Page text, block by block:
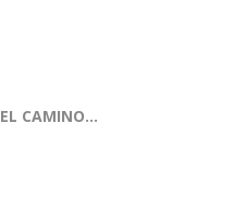
CAMINO...